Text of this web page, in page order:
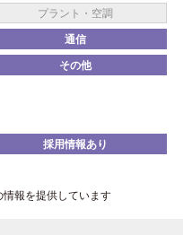
プラント・空調
通信
その他
採用情報あり
報を提供しています